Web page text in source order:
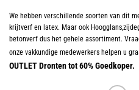
We hebben verschillende soorten van dit
krijtverf en latex. Maar ook
betonverf dus het gehele assortiment.
onze vakkundige medewerkers helpen u
OUTLET Dronten tot 60% Goedkoper.